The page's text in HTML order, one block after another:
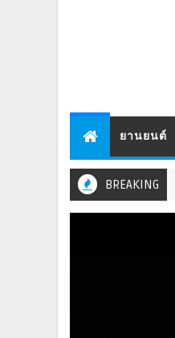
ยานยนต์
BREAKING